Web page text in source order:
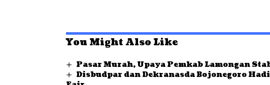
You Might Also Like
Pasar Murah, Upaya Pemkab Lamongan
Disbudpar dan Dekranasda Bojonegoro